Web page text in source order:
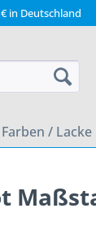
in Deutschland
Farben / Lacke